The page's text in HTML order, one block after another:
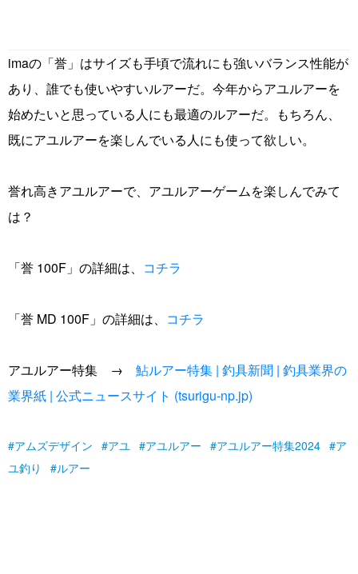
imaの「誉」はサイズも手頃で流れにも強いバランス性能が
あり、誰でも使いやすいルアーだ。今年からアユルアーを
始めたいと思っている人にも最適のルアーだ。もちろん、
既にアユルアーを楽しんでいる人にも使って欲しい。
誉れ高きアユルアーで、アユルアーゲームを楽しんでみて
は？
「誉 100F」の詳細は、 コチラ
「誉 MD 100F」の詳細は、 コチラ
アユルアー特集 → 鮎ルアー特集 | 釣具新聞 | 釣具業界の
業界紙 | 公式ニュースサイト (tsurigu-np.jp)
アムズデザイン アユ アユルアー アユルアー特集2024
ア
ユ釣り
ルアー